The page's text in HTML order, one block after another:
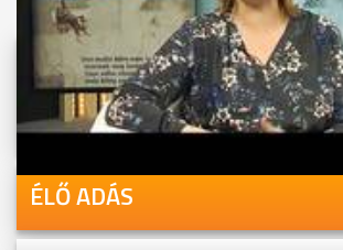
Videóink megtekinthetőek
Youtube-csatornánkon is!
ÉLŐ ADÁS